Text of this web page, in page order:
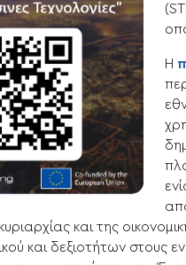
Η
και της
και δεξιοτήτων στους